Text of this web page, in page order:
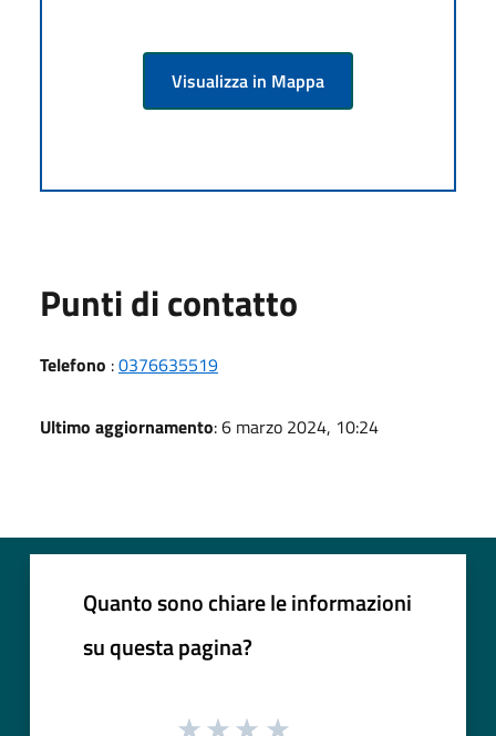
Visualizza in Mappa
Punti di contatto
Telefono :0376635519
Ultimo aggiornamento: 6 marzo 2024, 10:24
Quanto sono chiare le informazioni
su questa pagina?